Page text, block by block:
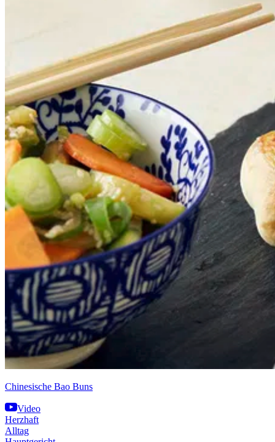
Chinesische Bao Buns
Video
Herzhaft
Alltag